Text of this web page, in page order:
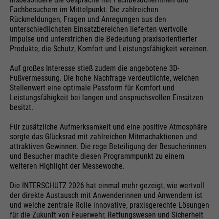
dieser Webseite. Diese Basis-
Cookies sind unerlässlich, damit
Ihr Besuch auf der Website
angenehm und flüssig wird: Sie
ermöglichen es der Website, Sie zu
erkennen und somit Ihre Sitzung
offen zu halten. Es speichert bei
einem Benutzer-Login für einen
geschlossenen Bereich die
Wert (sog. "hash-Wert") zum
entsprechenden Datenbankeintrag
des Nutzers.
Name
PHPSESSID
Name
__utma
Anbieter
Google Analytics
Laufzeit
24 Monate
Zweck
Wird genutzt, um User & Sessions
zu unterscheiden
Name
__utmb
Anbieter
Google Analytics
Laufzeit
30 Tage
Wird genutzt, um neue Sessions &
Besuche zu bestimmen. Wird jedes
Cookie-Informationen
Externe Medien
Maps. Dadurch können wir Ihnen interaktive Karten
direkt in der Website anzeigen und ermöglichen Ihnen
die komfortable Nutzung der Karten-Funktion.
Name
Anbieter
Google Maps
Laufzeit
6 Monate
Maps-Inhalten verwendet. Cookie
ist in Anfragen enthalten, die von
den Browsern an Google-Websites
Cookie-Informationen
Externe Inhalte
Fachbesuchern im Mittelpunkt. Die zahlreichen
Rückmeldungen, Fragen und Anregungen aus den
unterschiedlichsten Einsatzbereichen lieferten wertvolle
Impulse und unterstrichen die Bedeutung praxisorientierter
Produkte, die Schutz, Komfort und Leistungsfähigkeit vereinen.
Auf großes Interesse stieß zudem die angebotene 3D-
Fußvermessung. Die hohe Nachfrage verdeutlichte, welchen
Stellenwert eine optimale Passform für Komfort und
Leistungsfähigkeit bei langen und anspruchsvollen Einsätzen
besitzt.
Für zusätzliche Aufmerksamkeit und eine positive Atmosphäre
sorgte das Glücksrad mit zahlreichen Mitmachaktionen und
attraktiven Gewinnen. Die rege Beteiligung der Besucherinnen
und Besucher machte diesen Programmpunkt zu einem
weiteren Highlight der Messewoche.
Die INTERSCHUTZ 2026 hat einmal mehr gezeigt, wie wertvoll
der direkte Austausch mit Anwenderinnen und Anwendern ist
und welche zentrale Rolle innovative, praxisgerechte Lösungen
für die Zukunft von Feuerwehr, Rettungswesen und Sicherheit